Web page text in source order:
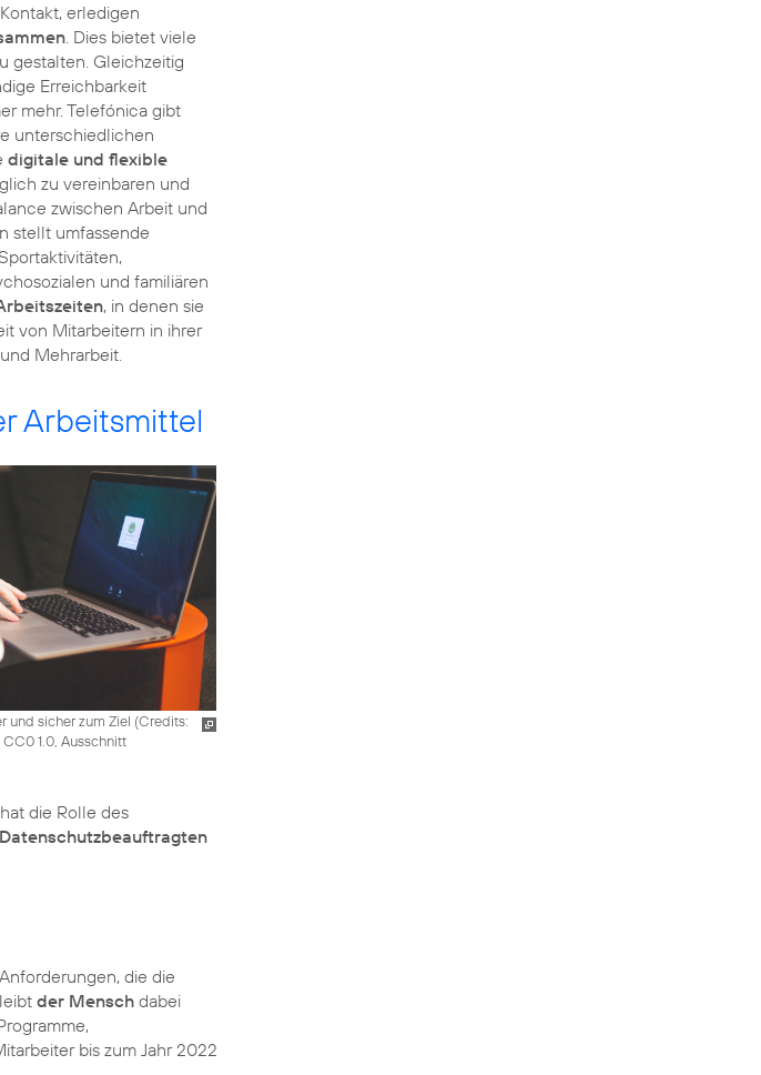
erledigen
. Dies bietet viele
gestalten. Gleichzeitig
Erreichbarkeit
mehr. Telefónica gibt
unterschiedlichen
digitale und flexible
zu vereinbaren und
zwischen Arbeit und
stellt umfassende
und familiären
, in denen sie
von Mitarbeitern in ihrer
Mehrarbeit.
Arbeitsmittel
und sicher zum Ziel (Credits:
CC0 1.0, Ausschnitt
die Rolle des
Datenschutzbeauftragten
die die
der Mensch dabei
bis zum Jahr 2022